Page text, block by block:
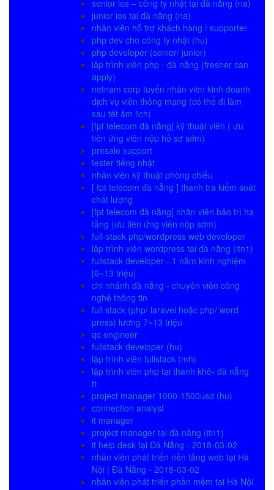
senior ios – công ty nhật tại đà nẵng (na)
junior ios tại đà nẵng (na)
nhân viên hỗ trợ khách hàng / supporter
php dev cho công ty nhật (hu)
php developer (senior/ junior)
lập trình viên php - đà nẵng (fresher can
apply)
netnam corp tuyển nhân viên kinh doanh
dịch vụ viễn thông mạng (có thể đi làm
sau tết âm lịch)
[fpt telecom đà nẵng] kỹ thuật viên ( ưu
tiên ứng viên nộp hồ sơ sớm)
presale support
tester tiếng nhật
nhân viên kỹ thuật phòng chiếu
[ fpt telecom đà nẵng ] thanh tra kiểm soát
chất lượng
[fpt telecom đà nẵng] nhân viên bảo trì hạ
tầng (ưu tiên ứng viên nộp sớm)
full-stack php/wordpress web developer
lập trình viên wordpress tại đà nẵng (itn1)
fullstack developer - 1 năm kinh nghiệm
[6~13 triệu]
chi nhánh đà nẵng - chuyên viên công
nghệ thông tin
full stack (php/ laravel hoặc php/ word
press) lương 7~13 triệu
qc engineer
fullstack developer (hu)
lập trình viên fullstack (mh)
lập trình viên php tại thanh khê- đà nẵng
tt
project manager 1000-1500usd (hu)
connection analyst
it manager
project manager tại đà nẵng (itn1)
it help desk tại Đà Nẵng - 2018-03-02
nhân viên phát triển nền tảng web tại Hà
Nội | Đà Nẵng - 2018-03-02
nhân viên phát triển phần mềm tại Hà Nội